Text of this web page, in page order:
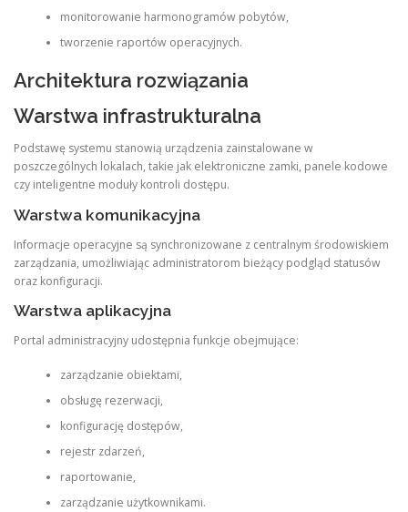
monitorowanie harmonogramów pobytów,
tworzenie raportów operacyjnych.
Architektura rozwiązania
Warstwa infrastrukturalna
Podstawę systemu stanowią urządzenia zainstalowane w
poszczególnych lokalach, takie jak elektroniczne zamki, panele kodowe
czy inteligentne moduły kontroli dostępu.
Warstwa komunikacyjna
Informacje operacyjne są synchronizowane z centralnym środowiskiem
zarządzania, umożliwiając administratorom bieżący podgląd statusów
oraz konfiguracji.
Warstwa aplikacyjna
Portal administracyjny udostępnia funkcje obejmujące:
zarządzanie obiektami,
obsługę rezerwacji,
konfigurację dostępów,
rejestr zdarzeń,
raportowanie,
zarządzanie użytkownikami.